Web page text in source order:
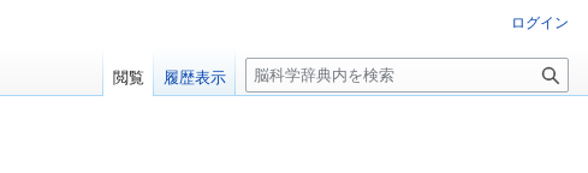
ログイン
閲覧 履歴表示
検
索